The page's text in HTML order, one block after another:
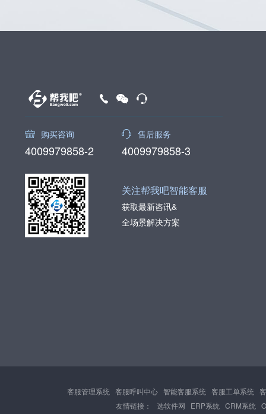
购买咨询
4009979858-2
售后服务
4009979858-3
关注帮我吧智能客服
获取最新咨讯&
全场景解决方案
客服管理系统 客服呼叫中心 智能客服系统 客服工单系统
友情链接：
选软件网 ERP系统 CRM系统